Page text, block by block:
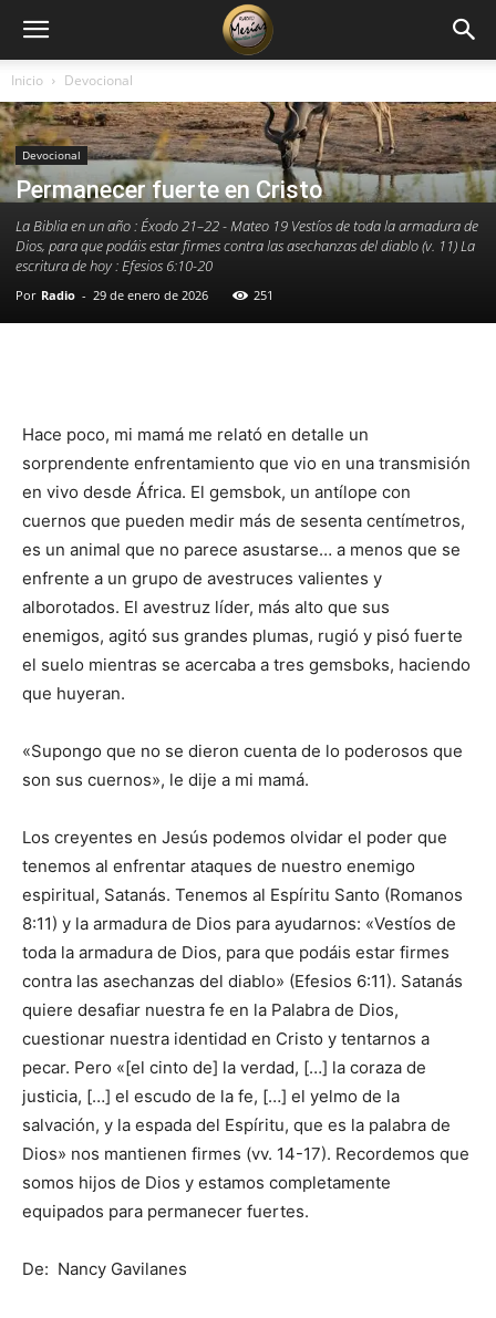
Inicio Devocional
Devocional
Permanecer fuerte en Cristo
La Biblia en un año : Éxodo 21–22 - Mateo 19 Vestíos de toda la armadura de
Dios, para que podáis estar firmes contra las asechanzas del diablo (v. 11) La
escritura de hoy : Efesios 6:10-20
Por Radio - 29 de enero de 2026 251
Hace poco, mi mamá me relató en detalle un
sorprendente enfrentamiento que vio en una transmisión
en vivo desde África. El gemsbok, un antílope con
cuernos que pueden medir más de sesenta centímetros,
es un animal que no parece asustarse… a menos que se
enfrente a un grupo de avestruces valientes y
alborotados. El avestruz líder, más alto que sus
enemigos, agitó sus grandes plumas, rugió y pisó fuerte
el suelo mientras se acercaba a tres gemsboks, haciendo
que huyeran.
«Supongo que no se dieron cuenta de lo poderosos que
son sus cuernos», le dije a mi mamá.
Los creyentes en Jesús podemos olvidar el poder que
tenemos al enfrentar ataques de nuestro enemigo
espiritual, Satanás. Tenemos al Espíritu Santo (Romanos
8:11) y la armadura de Dios para ayudarnos: «Vestíos de
toda la armadura de Dios, para que podáis estar firmes
contra las asechanzas del diablo» (Efesios 6:11). Satanás
quiere desafiar nuestra fe en la Palabra de Dios,
cuestionar nuestra identidad en Cristo y tentarnos a
pecar. Pero «[el cinto de] la verdad, […] la coraza de
justicia, […] el escudo de la fe, […] el yelmo de la
salvación, y la espada del Espíritu, que es la palabra de
Dios» nos mantienen firmes (vv. 14-17). Recordemos que
somos hijos de Dios y estamos completamente
equipados para permanecer fuertes.
De: Nancy Gavilanes